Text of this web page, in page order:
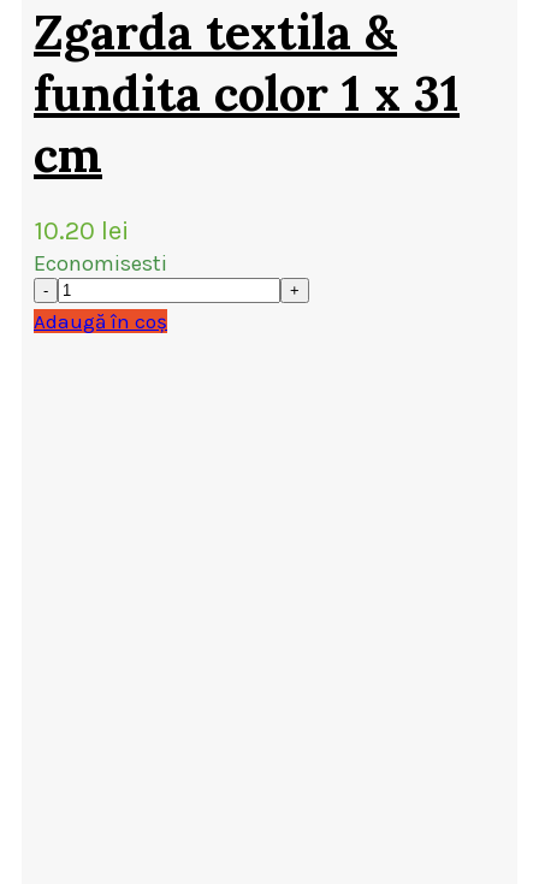
Zgarda textila &
fundita color 1 x 31
cm
10.20 lei
Economisesti
Adaugă în coș